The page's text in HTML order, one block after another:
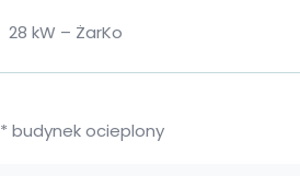
28 kW – ŻarKo
* budynek ocieplony